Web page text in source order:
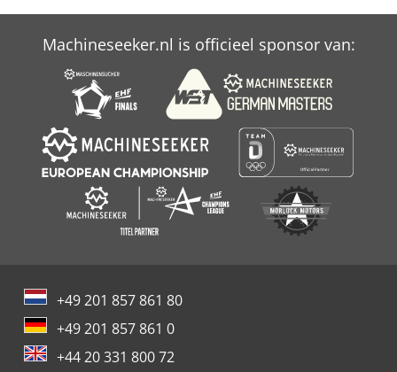
Weidemann 2070
Weidemann 3006
Weidemann 3070 Cx
Machineseeker.nl is officieel sponsor van:
+49 201 857 861 80
+49 201 857 861 0
+44 20 331 800 72